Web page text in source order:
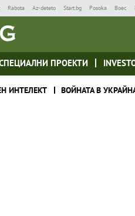
Rabota Az-deteto Start.bg Posoka Boec
ПРОЕКТИ
ИНТЕЛЕКТ ВОЙНАТА В